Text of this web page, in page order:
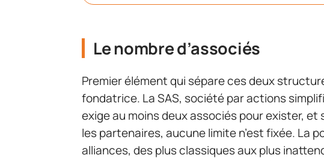
Le nombre d’associés
Premier élément qui sépare ces deux
fondatrice. La SAS, société par actions
exige au moins deux associés pour exister, et
les partenaires, aucune limite n’est fixée. La
alliances, des plus classiques aux plus